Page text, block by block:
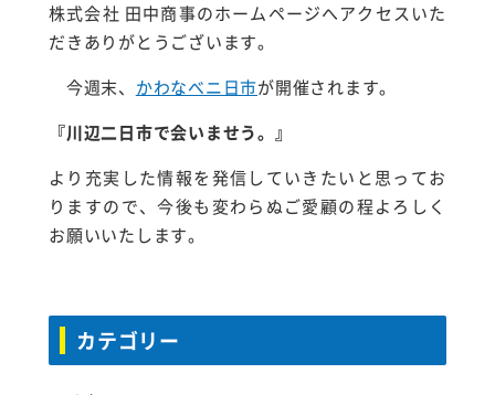
株式会社 田中商事のホームページへアクセスいた
だきありがとうございます。
今週末、 かわなべニ日市が開催されます。
『川辺二日市で会いませう。』
より充実した情報を発信していきたいと思ってお
りますので、今後も変わらぬご愛顧の程よろしく
お願いいたします。
カテゴリー